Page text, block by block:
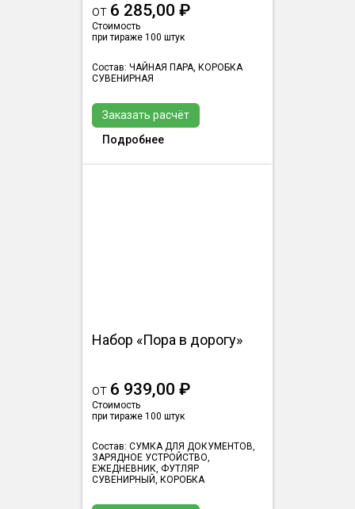
от 6 285,00 ₽
Стоимость
при тираже 100 штук
Состав: ЧАЙНАЯ ПАРА, КОРОБКА
СУВЕНИРНАЯ
Заказать расчёт
Подробнее
Набор «Пора в дорогу»
от 6 939,00 ₽
Стоимость
при тираже 100 штук
Состав: СУМКА ДЛЯ ДОКУМЕНТОВ,
ЗАРЯДНОЕ УСТРОЙСТВО,
ЕЖЕДНЕВНИК, ФУТЛЯР
СУВЕНИРНЫЙ, КОРОБКА